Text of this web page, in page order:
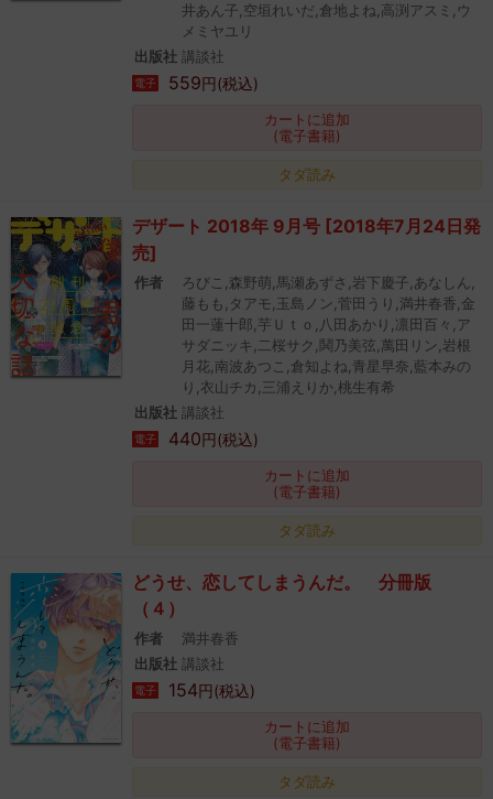
井あん子,空垣れいだ,倉地よね,高渕アスミ,ウ
メミヤユリ
出版社 講談社
電子 559円(税込)
カートに追加
(電子書籍)
タダ読み
デザート 2018年 9月号 [2018年7月24日発
売]
作者
ろびこ,森野萌,馬瀬あずさ,岩下慶子,あなしん,
藤もも,タアモ,玉島ノン,菅田うり,満井春香,金
田一蓮十郎,芋Ｕｔｏ,八田あかり,凛田百々,ア
サダニッキ,二桜サク,鬨乃美弦,萬田リン,岩根
月花,南波あつこ,倉知よね,青星早奈,藍本みの
り,衣山チカ,三浦えりか,桃生有希
出版社 講談社
電子 440円(税込)
カートに追加
(電子書籍)
タダ読み
どうせ、恋してしまうんだ。 分冊版
（４）
作者
満井春香
出版社 講談社
電子 154円(税込)
カートに追加
(電子書籍)
タダ読み